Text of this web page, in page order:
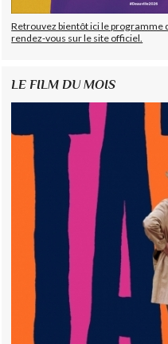
Retrouvez bientôt ici le programme
rendez-vous sur le site officiel.
LE FILM DU MOIS